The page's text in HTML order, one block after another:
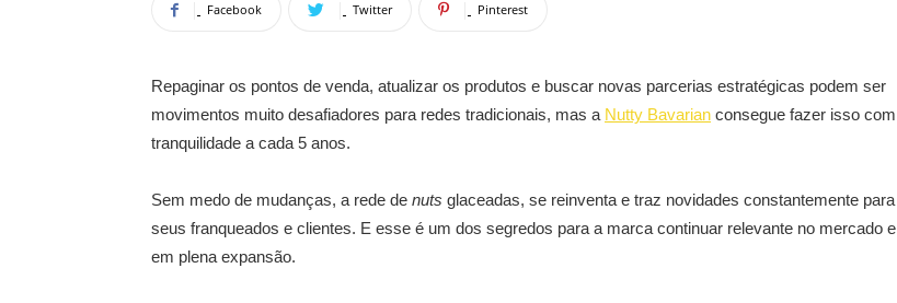
Facebook Twitter Pinterest
Repaginar os pontos de venda, atualizar os produtos e buscar novas parcerias estratégicas podem ser
movimentos muito desafiadores para redes tradicionais, mas a Nutty Bavarian consegue fazer isso com
tranquilidade a cada 5 anos.
Sem medo de mudanças, a rede de nuts glaceadas, se reinventa e traz novidades constantemente para
seus franqueados e clientes. E esse é um dos segredos para a marca continuar relevante no mercado e
em plena expansão.